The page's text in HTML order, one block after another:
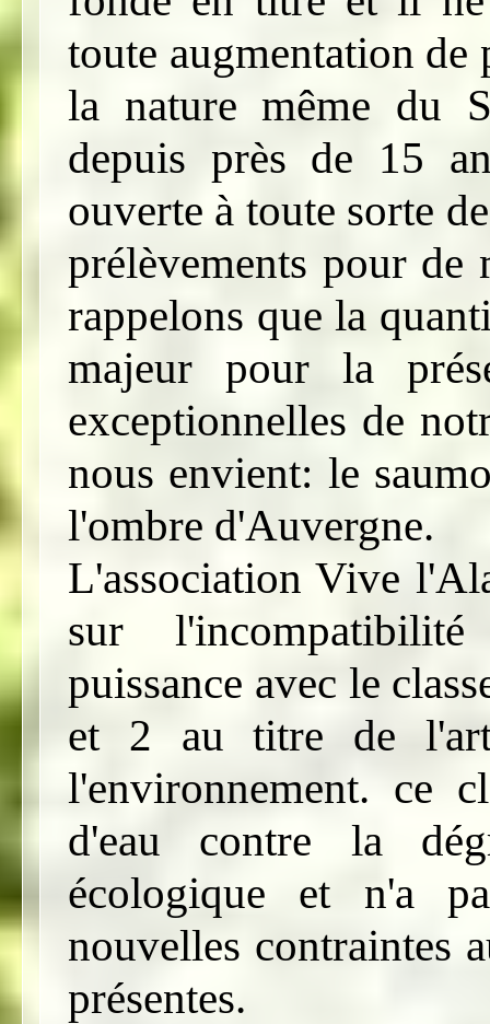
toute augmentation de
la nature même du
depuis près de 15
ouverte à toute sorte
prélèvements pour de
rappelons que la
majeur pour la
exceptionnelles de
nous envient: le
l'ombre d'Auvergne.
L'association Vive
sur
puissance avec le
et 2 au titre de
l'environnement. ce
d'eau contre la
écologique et n'a
nouvelles contraintes
présentes.